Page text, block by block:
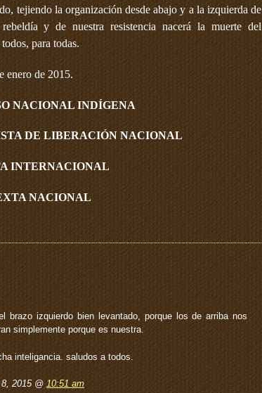
tejiendo la organización desde abajo y a la izquierda de
y de nuestra resistencia nacerá la muerte del
para todas.
enero de 2015.
NACIONAL INDÍGENA
DE LIBERACIÓN NACIONAL
INTERNACIONAL
NACIONAL
brazo izquierdo bien levantado, porque los de arriba nos
simplemente porque es nuestra.
inteligancia. saludos a todos.
2015 @10:51 am